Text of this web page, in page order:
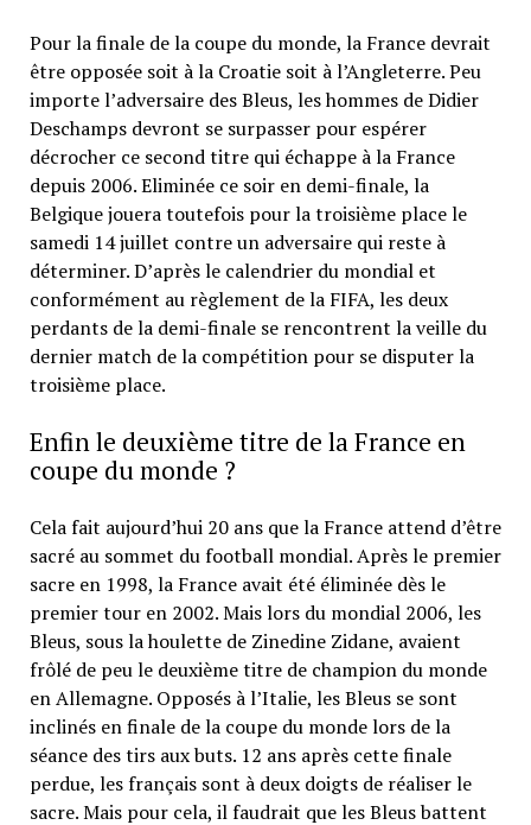
Pour la finale de la coupe du monde, la France devrait
être opposée soit à la Croatie soit à l’Angleterre. Peu
importe l’adversaire des Bleus, les hommes de Didier
Deschamps devront se surpasser pour espérer
décrocher ce second titre qui échappe à la France
depuis 2006. Eliminée ce soir en demi-finale, la
Belgique jouera toutefois pour la troisième place le
samedi 14 juillet contre un adversaire qui reste à
déterminer. D’après le calendrier du mondial et
conformément au règlement de la FIFA, les deux
perdants de la demi-finale se rencontrent la veille du
dernier match de la compétition pour se disputer la
troisième place.
Enfin le deuxième titre de la France en
coupe du monde ?
Cela fait aujourd’hui 20 ans que la France attend d’être
sacré au sommet du football mondial. Après le premier
sacre en 1998, la France avait été éliminée dès le
premier tour en 2002. Mais lors du mondial 2006, les
Bleus, sous la houlette de Zinedine Zidane, avaient
frôlé de peu le deuxième titre de champion du monde
en Allemagne. Opposés à l’Italie, les Bleus se sont
inclinés en finale de la coupe du monde lors de la
séance des tirs aux buts. 12 ans après cette finale
perdue, les français sont à deux doigts de réaliser le
sacre. Mais pour cela, il faudrait que les Bleus battent